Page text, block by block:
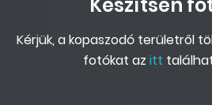
Kérjük, a kopaszodó területről
fotókat az itt